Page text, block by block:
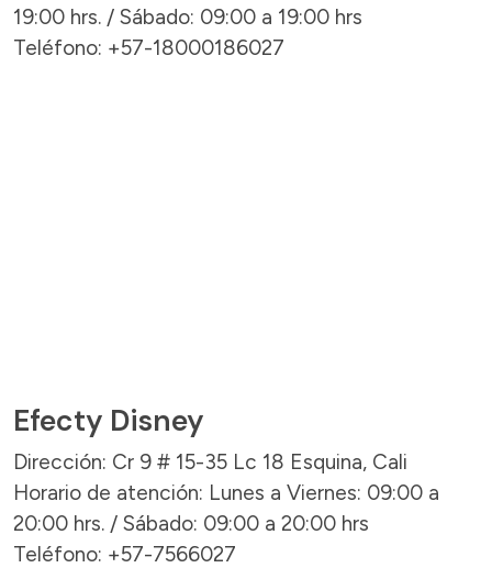
19:00 hrs. / Sábado: 09:00 a 19:00 hrs
Teléfono: +57-18000186027
Efecty Disney
Dirección: Cr 9 # 15-35 Lc 18 Esquina, Cali
Horario de atención: Lunes a Viernes: 09:00 a
20:00 hrs. / Sábado: 09:00 a 20:00 hrs
Teléfono: +57-7566027